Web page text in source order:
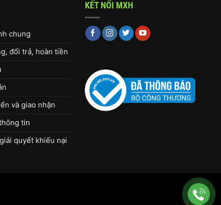
chung
đổi trả, hoàn tiền
và giao nhận
tin
quyết khiếu nại
KẾT NỐI MXH